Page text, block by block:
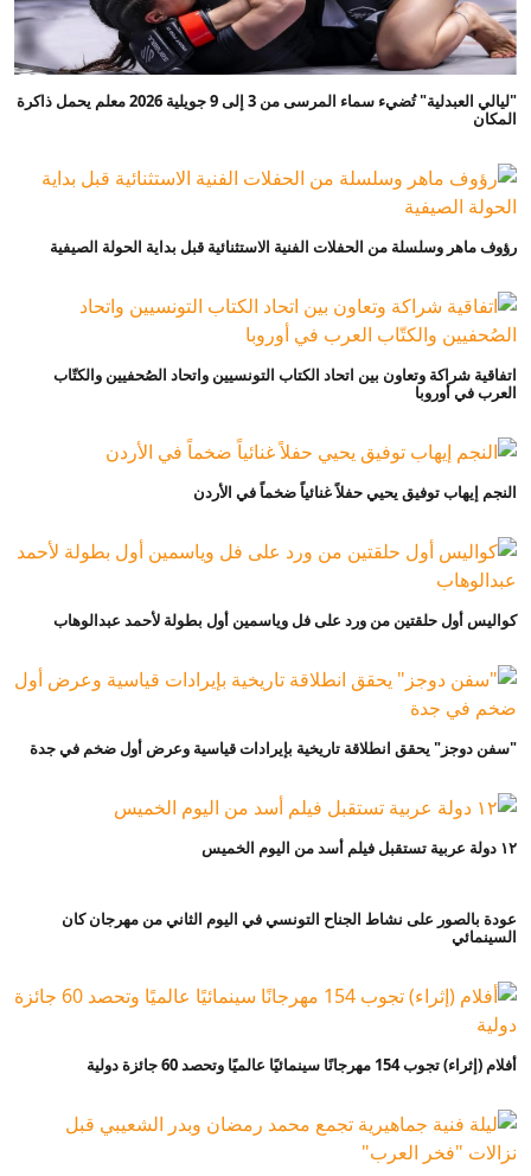
"ليالي العبدلية" تُضيء سماء المرسى من 3 إلى 9 جويلية 2026 معلم يحمل ذاكرة
المكان
رؤوف ماهر وسلسلة من الحفلات الفنية الاستثنائية قبل بداية الحولة الصيفية
اتفاقية شراكة وتعاون بين اتحاد الكتاب التونسيين واتحاد الصُحفيين والكتّاب
العرب في أوروبا
النجم إيهاب توفيق يحيي حفلاً غنائياً ضخماً في الأردن
كواليس أول حلقتين من ورد على فل وياسمين أول بطولة لأحمد عبدالوهاب
"سفن دوجز" يحقق انطلاقة تاريخية بإيرادات قياسية وعرض أول ضخم في جدة
١٢ دولة عربية تستقبل فيلم أسد من اليوم الخميس
Next
عودة بالصور على نشاط الجناح التونسي في اليوم الثاني من مهرجان كان
السينمائي
أفلام (إثراء) تجوب 154 مهرجانًا سينمائيًا عالميًا وتحصد 60 جائزة دولية